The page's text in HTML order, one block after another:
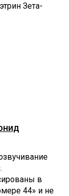
Зета-
в
44» и не